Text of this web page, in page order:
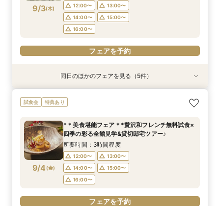
フェアを予約
フェアを予約
フェアを予約
フェアを予約
16:00〜
フェアを予約
9/3(木) 12:00〜
13:00〜
14:00〜
15:00〜
16:00〜
フェアを予約
9/3(木)
【タイパ重視！60分で完結◎】オンラインで会
場案内＆相談会
12:00〜
13:00〜
16:00〜
17:00〜
フェアを予約
特典あり
9/3(木)
【6名～30名の少人数婚】挙式＆会食Newプラ
ン誕生！無料試食付
12:00〜
13:00〜
14:00〜
15:00〜
16:00〜
フェアを予約
特典あり
9/3(木)
1件目がお得★1stステップ相談会＆試食×予算相
談*商品券1万円
12:00〜
13:00〜
14:00〜
15:00〜
16:00〜
フェアを予約
9/3(木)
【2件目以上の方】最短60分！《会場選び&見積
もり》徹底比較相談会
12:00〜
13:00〜
14:00〜
15:00〜
16:00〜
フェアを予約
特典あり
9/3(木)
【和婚をお考えの方へ】挙式会場見学&「和」の
演出体験♪常陸牛と旬のお魚料理の贅沢食べ比べ
希望をじっくり伺い専属プランナーがご提案♪
所要時間：3時間程度
14:00〜
15:00〜
16:00〜
フェアを予約
同日のほかのフェアを見る（5件）
試食会 特典あり
9/4 (金)
*＊美食堪能フェア＊*贅沢和フレンチ無料試食×
四季の彩る全館見学&貸切邸宅ツアー♪
所要時間：3時間程度
12:00〜
13:00〜
14:00〜
15:00〜
16:00〜
フェアを予約